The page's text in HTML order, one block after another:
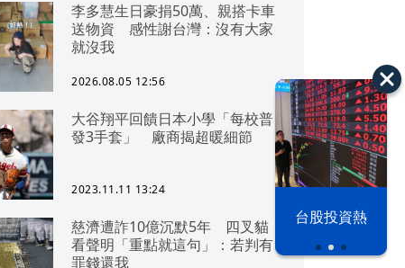
漢光42演習 台股投資熱
李多慧生日豪捐50萬、親搭卡車
送物資 感性謝台灣：沒有大家
就沒我
2026.08.05 12:56
大谷翔平回饋日本小學「每校普
發3手套」 廠商揭超暖細節
2023.11.11 13:24
慈濟遭詐10億沉默5年 四叉貓
看聲明「重點就這句」：若判有
罪錢還我